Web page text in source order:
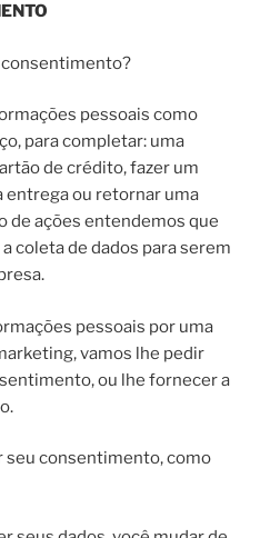
pessoais como
para completar: uma
de crédito, fazer um
entrega ou retornar uma
de ações entendemos que
coleta de dados para serem
pessoais por uma
vamos lhe pedir
ou lhe fornecer a
seu consentimento, como